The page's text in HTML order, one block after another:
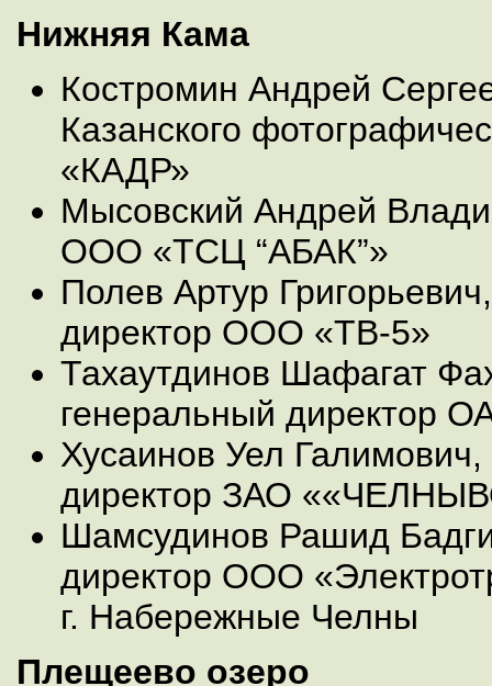
Нижняя Кама
Костромин Андрей
Казанского
«КАДР»
Мысовский Андрей
ООО «ТСЦ “АБАК”»
Полев Артур
директор ООО «ТВ-5»
Тахаутдинов Шафагат
генеральный директор
Хусаинов Уел
директор ЗАО
Шамсудинов Рашид
директор ООО
г. Набережные Челны
Плещеево озеро